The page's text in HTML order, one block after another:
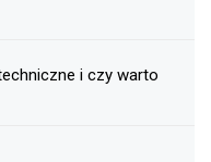
i czy warto